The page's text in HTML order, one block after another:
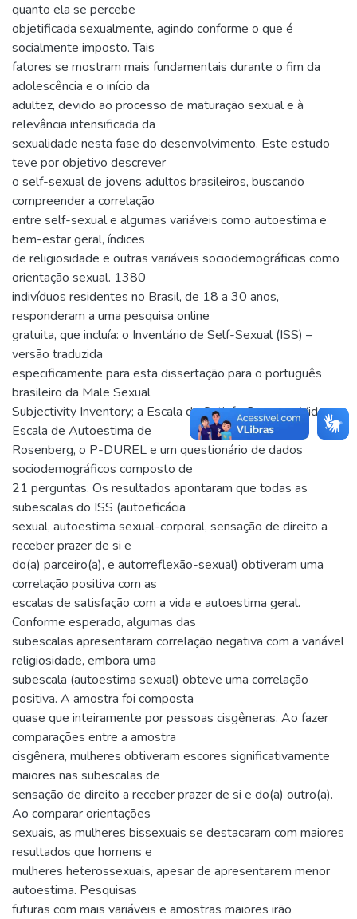
quanto ela se percebe
objetificada sexualmente, agindo conforme o que é
socialmente imposto. Tais
fatores se mostram mais fundamentais durante o fim da
adolescência e o início da
adultez, devido ao processo de maturação sexual e à
relevância intensificada da
sexualidade nesta fase do desenvolvimento. Este estudo
teve por objetivo descrever
o self-sexual de jovens adultos brasileiros, buscando
compreender a correlação
entre self-sexual e algumas variáveis como autoestima e
bem-estar geral, índices
de religiosidade e outras variáveis sociodemográficas como
orientação sexual. 1380
indivíduos residentes no Brasil, de 18 a 30 anos,
responderam a uma pesquisa online
gratuita, que incluía: o Inventário de Self-Sexual (ISS) –
versão traduzida
especificamente para esta dissertação para o português
brasileiro da Male Sexual
Subjectivity Inventory; a Escala de Satisfação com a Vida; a
Escala de Autoestima de
Rosenberg, o P-DUREL e um questionário de dados
sociodemográficos composto de
21 perguntas. Os resultados apontaram que todas as
subescalas do ISS (autoeficácia
sexual, autoestima sexual-corporal, sensação de direito a
receber prazer de si e
do(a) parceiro(a), e autorreflexão-sexual) obtiveram uma
correlação positiva com as
escalas de satisfação com a vida e autoestima geral.
Conforme esperado, algumas das
subescalas apresentaram correlação negativa com a variável
religiosidade, embora uma
subescala (autoestima sexual) obteve uma correlação
positiva. A amostra foi composta
quase que inteiramente por pessoas cisgêneras. Ao fazer
comparações entre a amostra
cisgênera, mulheres obtiveram escores significativamente
maiores nas subescalas de
sensação de direito a receber prazer de si e do(a) outro(a).
Ao comparar orientações
sexuais, as mulheres bissexuais se destacaram com maiores
resultados que homens e
mulheres heterossexuais, apesar de apresentarem menor
autoestima. Pesquisas
futuras com mais variáveis e amostras maiores irão